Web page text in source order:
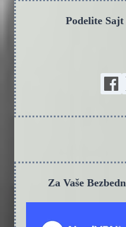
Podelite
Za Vaše